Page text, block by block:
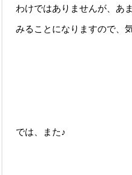
わけではありませんが、あ
みることになりますので、
では、また♪